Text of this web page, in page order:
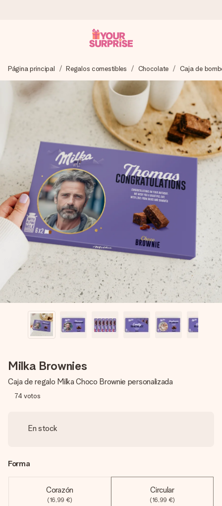
Preparamos tu regalo con cuidado y lo enviamos al vuelo,
para que lo entregues en el momento perfecto, cuando más
importa.
4,5 (basado en +15.000 opiniones)
Nuestros regalos inspiran. Los clientes nos dan un 4,5 en
Google Reviews.
Tarjeta de felicitación gratuita
Crea algo único en pocos pasos – con su nombre, tu foto o
un mensaje que llegue al corazón. Sin complicaciones, solo
todo el amor para el momento.
Página principal Regalos comestibles Chocolate Caja de
Milka Brownies
Caja de regalo Milka Choco Brownie personalizada
74 votos
En stock
Forma
Corazón
(16,99 €)
Circular
(16,99 €)